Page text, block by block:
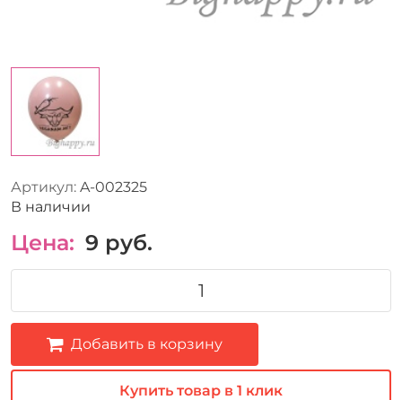
Артикул: A-002325
В наличии
Цена: 9 руб.
Добавить в корзину
Купить товар в 1 клик